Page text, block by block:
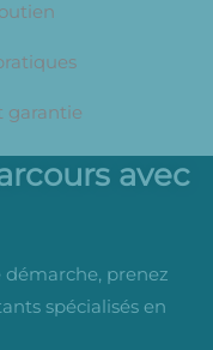
garantie
avec
démarche, prenez
spécialisés en